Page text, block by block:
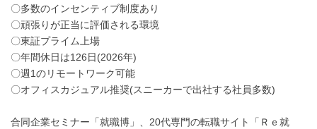
〇多数のインセンティブ制度あり
〇頑張りが正当に評価される環境
〇東証プライム上場
〇年間休日は126日(2026年)
〇週1のリモートワーク可能
〇オフィスカジュアル推奨(スニーカーで出社する社員多数)
合同企業セミナー「就職博」、20代専門の転職サイト「Ｒｅ就